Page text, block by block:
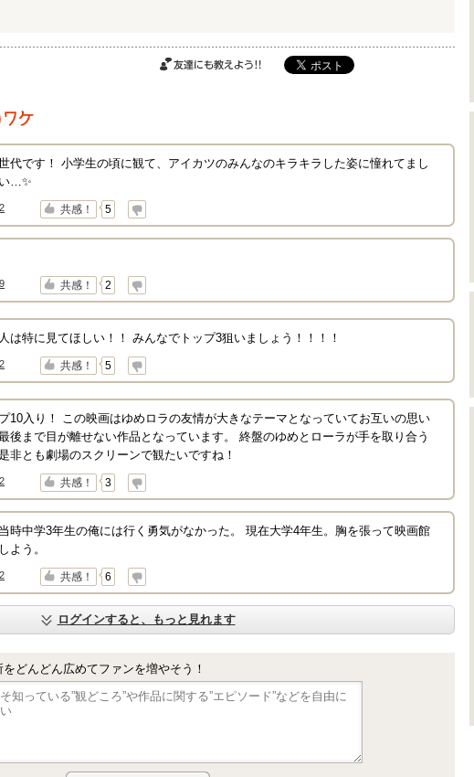
代です！ 小学生の頃に観て、アイカツのみんなのキラキラした姿に憧れてまし
…✨
共感！ 5
↓
共感！ 2
↓
は特に見てほしい！！ みんなでトップ3狙いましょう！！！！
共感！ 5
↓
10入り！ この映画はゆめロラの友情が大きなテーマとなっていてお互いの思い
後まで目が離せない作品となっています。 終盤のゆめとローラが手を取り合う
非とも劇場のスクリーンで観たいですね！
共感！ 3
↓
時中学3年生の俺には行く勇気がなかった。 現在大学4年生。胸を張って映画館
よう。
共感！ 6
↓
ログインすると、もっと見れます
どんどん広めてファンを増やそう！